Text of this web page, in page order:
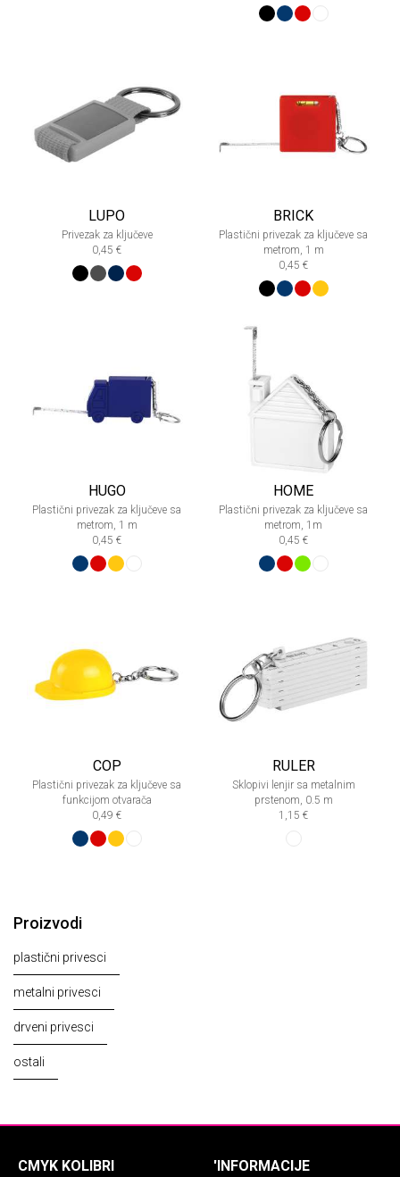
LUPO
Privezak za ključeve
0,45 €
BRICK
Plastični privezak za ključeve sa
metrom, 1 m
0,45 €
HUGO
Plastični privezak za ključeve sa
metrom, 1 m
0,45 €
HOME
Plastični privezak za ključeve sa
metrom, 1m
0,45 €
COP
Plastični privezak za ključeve sa
funkcijom otvarača
0,49 €
RULER
Sklopivi lenjir sa metalnim
prstenom, 0.5 m
1,15 €
Proizvodi
plastični privesci
metalni privesci
drveni privesci
ostali
CMYK KOLIBRI 'INFORMACIJE